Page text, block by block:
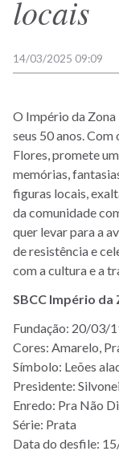
locais
14/03/2025 09:09
O Império da
seus 50 anos.
Flores, promete
memórias,
figuras locais,
da comunidade
quer levar para a
de resistência e
com a cultura e a
SBCC Império
Fundação: 20/03/
Cores: Amarelo,
Símbolo: Leões
Presidente:
Enredo: Pra Não
Série: Prata
Data do desfile: